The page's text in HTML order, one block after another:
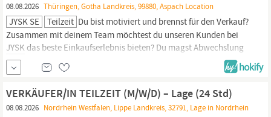
08.08.2026 Thüringen, Gotha Landkreis, 99880, Aspach Location
JYSK SE Teilzeit Du bist motiviert und brennst für den Verkauf?
Zusammen mit deinem Team möchtest du unseren Kunden bei
JYSK das beste Einkaufserlebnis bieten? Du magst Abwechslung
und ein schnelllebiges Umfeld? Dann ist die Stelle als Verkäufer
das perfekte Match für dich! WAS WIR DIR BIETEN
hat es
sich als Ziel gesetzt, die erste Wahl der...
VERKÄUFER/IN TEILZEIT (M/W/D) – Lage (24 Std)
08.08.2026 Nordrhein Westfalen, Lippe Landkreis, 32791, Lage in Nordrhein